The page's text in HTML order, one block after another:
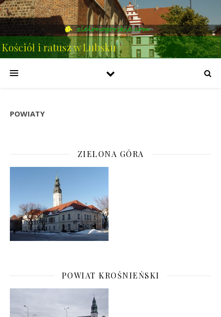
Kościół i ratusz w Lubsku
POWIATY
ZIELONA GÓRA
POWIAT KROŚNIEŃSKI